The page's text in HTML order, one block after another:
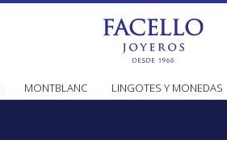
MONTBLANC LINGOTES Y MONEDAS